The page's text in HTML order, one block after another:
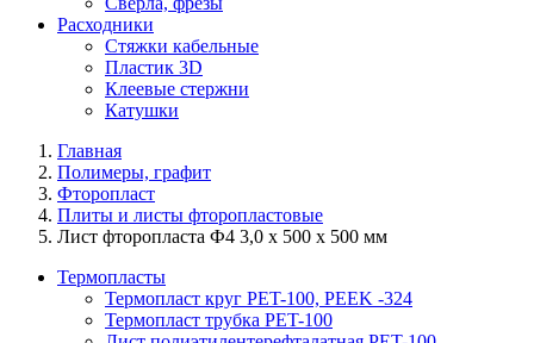
Расходники
Стяжки кабельные
Пластик 3D
Клеевые стержни
Катушки
Главная
Полимеры, графит
Фторопласт
Плиты и листы фторопластовые
Лист фторопласта Ф4 3,0 х 500 х 500 мм
Термопласты
Термопласт круг PET-100, PEEK -324
Термопласт трубка PET-100